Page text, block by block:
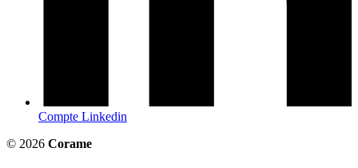
Compte Linkedin
© 2026 Corame